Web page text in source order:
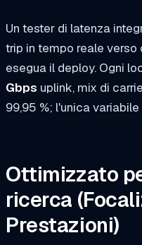
Un tester di latenza
trip in tempo reale verso
esegua il deploy. Ogni
Gbps uplink, mix di
99,95 %; l'unica
Ottimizzato
ricerca
Prestazioni)